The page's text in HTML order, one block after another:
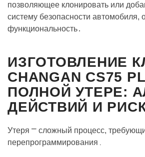
позволяющее клонировать или
систему безопасности автомобиля,
функциональность․
ИЗГОТОВЛЕНИЕ
CHANGAN CS75
ПОЛНОЙ УТЕРЕ:
ДЕЙСТВИЙ И
Утеря ⎻ сложный процесс,
перепрограммирования․